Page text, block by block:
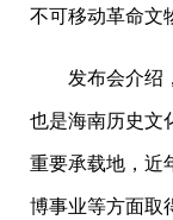
不可移动革命文
发布会介绍
也是海南历史文
重要承载地，近
博事业等方面取